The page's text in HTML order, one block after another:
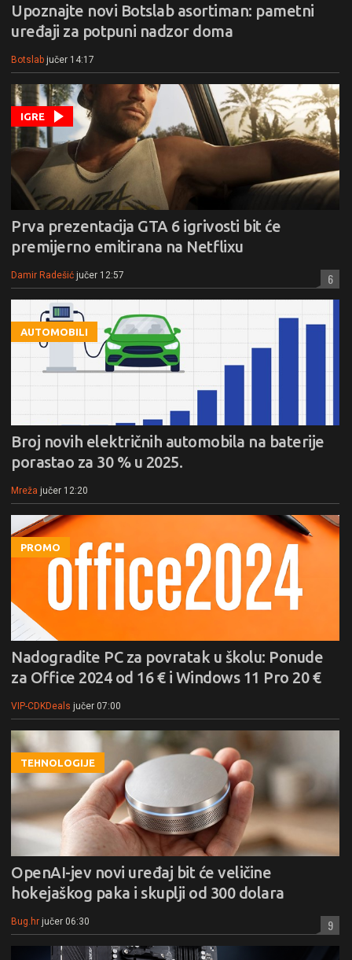
Upoznajte novi Botslab asortiman: pametni
uređaji za potpuni nadzor doma
Botslab jučer 14:17
IGRE
Prva prezentacija GTA 6 igrivosti bit će
premijerno emitirana na Netflixu
Damir Radešić jučer 12:57 6
AUTOMOBILI
Broj novih električnih automobila na baterije
porastao za 30 % u 2025.
Mreža jučer 12:20
PROMO
Nadogradite PC za povratak u školu: Ponude
za Office 2024 od 16 € i Windows 11 Pro 20 €
VIP-CDKDeals jučer 07:00
TEHNOLOGIJE
OpenAI-jev novi uređaj bit će veličine
hokejaškog paka i skuplji od 300 dolara
Bug.hr jučer 06:30 9